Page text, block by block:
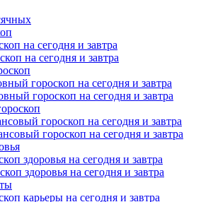
на сегодня и завтра
на сегодня и завтра
гороскоп на сегодня и завтра
гороскоп на сегодня и завтра
гороскоп на сегодня и завтра
гороскоп на сегодня и завтра
здоровья на сегодня и завтра
здоровья на сегодня и завтра
карьеры на сегодня и завтра